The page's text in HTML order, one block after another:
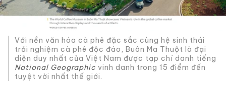
Với nền văn hóa cà phê đặc sắc cùng hệ sinh thái
trải nghiệm cà phê độc đáo, Buôn Ma Thuột là đại
diện duy nhất của Việt Nam được tạp chí danh tiếng
National Geographic vinh danh trong 15 điểm đến
tuyệt vời nhất thế giới.